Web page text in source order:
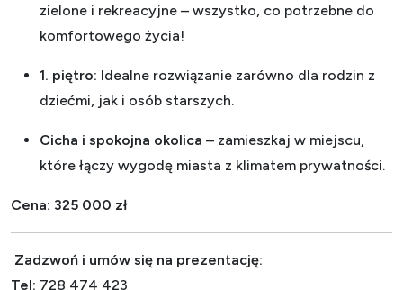
zielone i rekreacyjne – wszystko, co potrzebne do
komfortowego życia!
1. piętro: Idealne rozwiązanie zarówno dla rodzin z
dziećmi, jak i osób starszych.
Cicha i spokojna okolica – zamieszkaj w miejscu,
które łączy wygodę miasta z klimatem prywatności.
Cena: 325 000 zł
Zadzwoń i umów się na prezentację:
Tel: 728 474 423